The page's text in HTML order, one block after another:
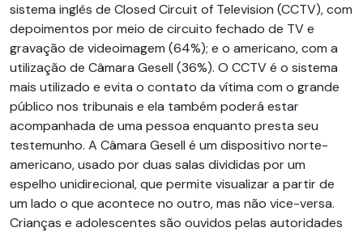
sistema inglês de Closed Circuit of Television (CCTV), com
depoimentos por meio de circuito fechado de TV e
gravação de videoimagem (64%); e o americano, com a
utilização de Câmara Gesell (36%). O CCTV é o sistema
mais utilizado e evita o contato da vítima com o grande
público nos tribunais e ela também poderá estar
acompanhada de uma pessoa enquanto presta seu
testemunho. A Câmara Gesell é um dispositivo norte-
americano, usado por duas salas divididas por um
espelho unidirecional, que permite visualizar a partir de
um lado o que acontece no outro, mas não vice-versa.
Crianças e adolescentes são ouvidos pelas autoridades